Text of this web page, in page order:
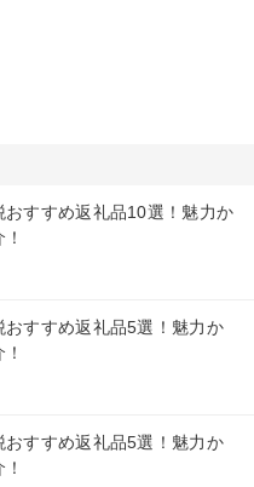
すすめ返礼品10選！魅力か
すすめ返礼品5選！魅力か
すすめ返礼品5選！魅力か